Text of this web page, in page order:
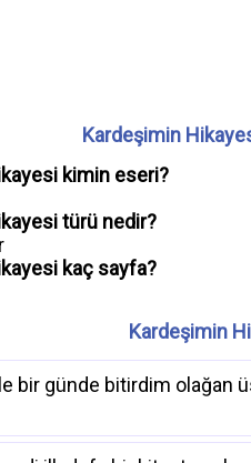
Kardeşimin
kimin eseri?
türü nedir?
kaç sayfa?
Kardeşimin
bir günde bitirdim olağan